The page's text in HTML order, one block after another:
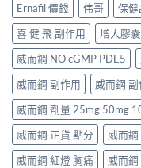
Ernafil 價錢 伟哥 保健
喜 健 飛 副作用
增大膠囊
威而鋼 NO cGMP PDE5
威而鋼 副作用
威而鋼
威而鋼 劑量 25mg 50mg
威而鋼 正貨 點分
威而
威而鋼 紅燈 胸痛
威而